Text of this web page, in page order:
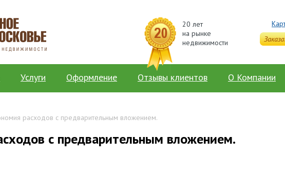
20 лет
на рынке
недвижимости
Услуги Оформление Отзывы клиентов О Компании
расходов с предварительным вложением.
с предварительным вложением.